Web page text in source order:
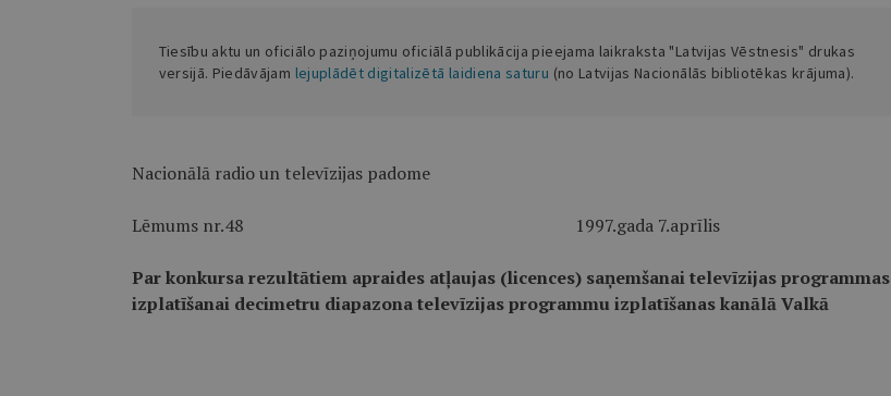
Tiesību aktu un oficiālo paziņojumu oficiālā publikācija pieejama laikraksta "Latvijas Vēstnesis" drukas
versijā. Piedāvājam lejuplādēt digitalizētā laidiena saturu (no Latvijas Nacionālās bibliotēkas krājuma).
Nacionālā radio un televīzijas padome
Lēmums nr.48 1997.gada 7.aprīlis
Par konkursa rezultātiem apraides atļaujas (licences) saņemšanai televīzijas programmas
izplatīšanai decimetru diapazona televīzijas programmu izplatīšanas kanālā Valkā